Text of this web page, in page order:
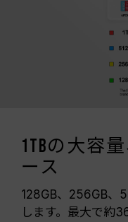
1TBの大容
ース
128GB、256GB、
します。最大で約